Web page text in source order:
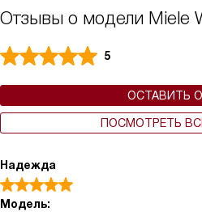
Отзывы о модели Miele
5
ОСТАВИТЬ
ПОСМОТРЕТЬ
Надежда
Модель: